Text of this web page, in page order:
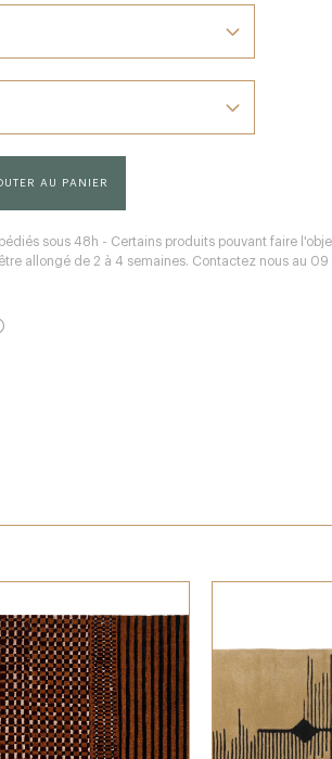
AU PANIER
sous 48h - Certains produits pouvant faire
allongé de 2 à 4 semaines. Contactez nous au